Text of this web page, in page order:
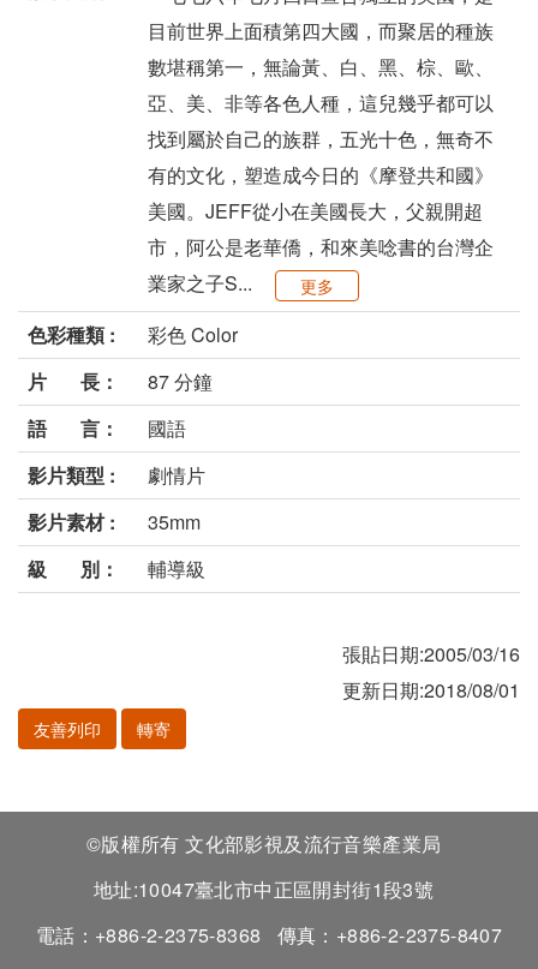
目前世界上面積第四大國，而聚居的種族
數堪稱第一，無論黃、白、黑、棕、歐、
亞、美、非等各色人種，這兒幾乎都可以
找到屬於自己的族群，五光十色，無奇不
有的文化，塑造成今日的《摩登共和國》
美國。JEFF從小在美國長大，父親開超
市，阿公是老華僑，和來美唸書的台灣企
業家之子S...
更多
色彩種類 :
彩色 Color
片 長：
87 分鐘
語 言：
國語
影片類型 :
劇情片
影片素材 :
35mm
級 別：
輔導級
張貼日期:2005/03/16
更新日期:2018/08/01
友善列印 轉寄
©版權所有 文化部影視及流行音樂產業局
地址:10047臺北市中正區開封街1段3號
電話：+886-2-2375-8368
傳真：+886-2-2375-8407